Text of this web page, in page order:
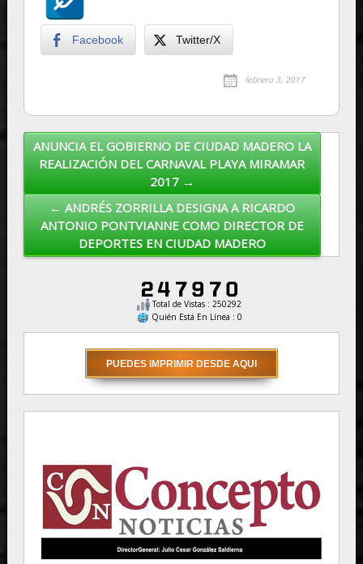
Facebook Twitter/X
febrero 3, 2017
Post navigation
ANUNCIA EL GOBIERNO DE CIUDAD MADERO LA
REALIZACIÓN DEL CARNAVAL PLAYA MIRAMAR
2017 →
← ANDRÉS ZORRILLA DESIGNA A RICARDO
ANTONIO PONTVIANNE COMO DIRECTOR DE
DEPORTES EN CIUDAD MADERO
Total de Vistas : 250292
Quién Está En Línea : 0